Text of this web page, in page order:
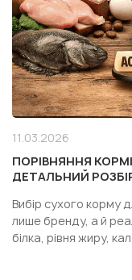
11.03.2026
ПОРІВНЯННЯ
ДЕТАЛЬНИЙ
Вибір сухого корму
лише бренду, а й
білка, рівня жиру,